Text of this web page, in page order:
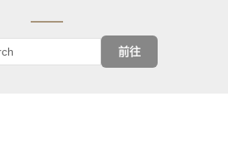
前往